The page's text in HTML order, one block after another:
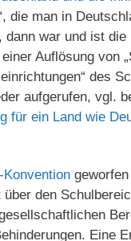
die man in
dann war und ist
Auflösung von
des
aufgerufen, vgl.
für ein Land wie
Konvention
den
Eine